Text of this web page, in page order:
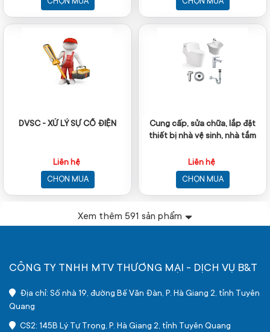
DVSC - XỬ LÝ SỰ CỐ ĐIỆN
Liên hệ
CHỌN MUA
Cung cấp, sửa chữa, lắp đặt
thiết bị nhà vệ sinh, nhà tắm
Liên hệ
CHỌN MUA
Xem thêm591 sản phẩm
CÔNG TY TNHH MTV THƯƠNG MẠI - DỊCH VỤ B&T
Địa chỉ: Số nhà 19, đường Bế Văn Đàn, P. Hà Giang 2, tỉnh Tuyên
Quang
CS2: 145B Lý Tự Trọng, P. Hà Giang 2, tỉnh Tuyên Quang